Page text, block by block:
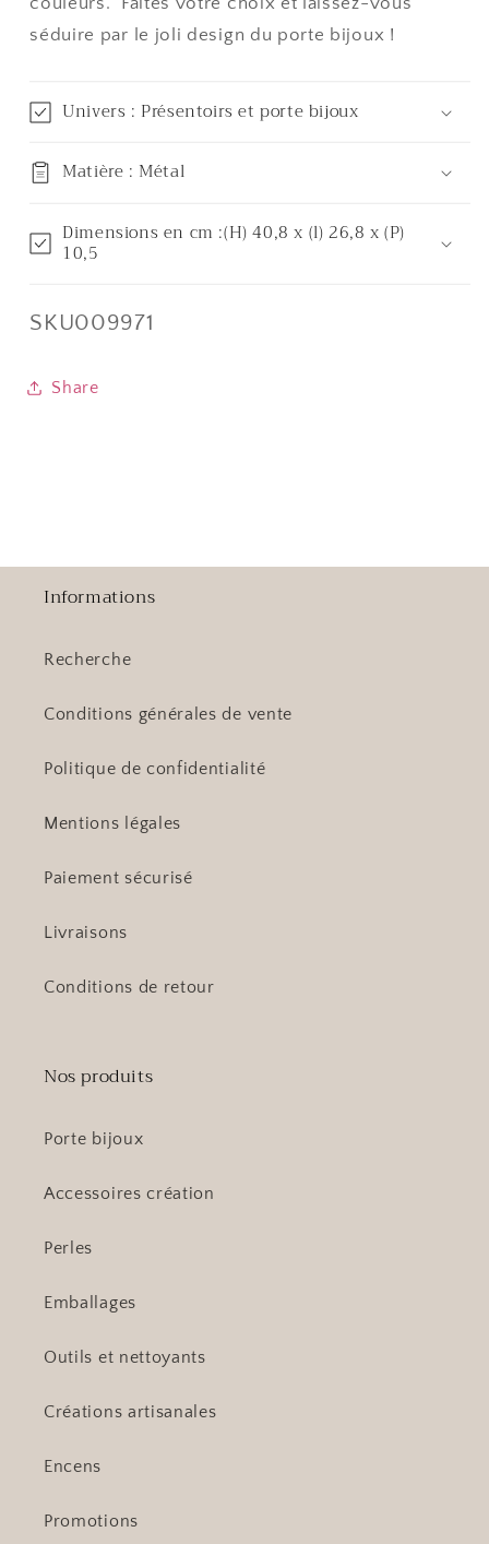
séduire par le joli design du porte bijoux !
Univers : Présentoirs et porte bijoux
Matière : Métal
Dimensions en cm :(H) 40,8 x (l) 26,8 x (P)
10,5
SKU:
SKU009971
Share
Informations
Recherche
Conditions générales de vente
Politique de confidentialité
Mentions légales
Paiement sécurisé
Livraisons
Conditions de retour
Nos produits
Porte bijoux
Accessoires création
Perles
Emballages
Outils et nettoyants
Créations artisanales
Encens
Promotions